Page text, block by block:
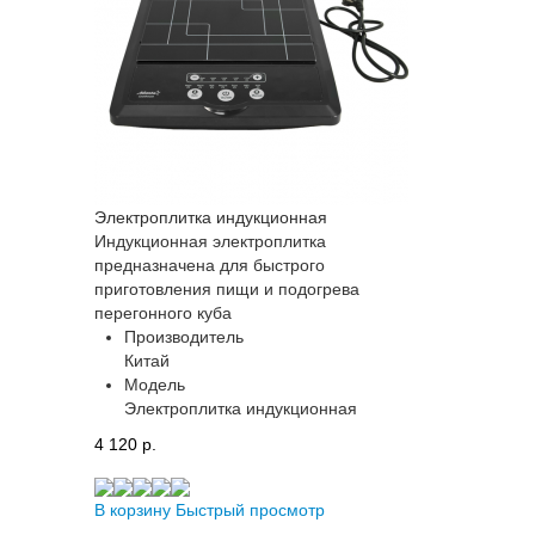
Электроплитка индукционная
Индукционная электроплитка
предназначена для быстрого
приготовления пищи и подогрева
перегонного куба
Производитель
Китай
Модель
Электроплитка индукционная
4 120 p.
В корзину Быстрый просмотр